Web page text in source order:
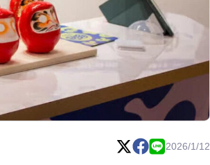
2026/1/12